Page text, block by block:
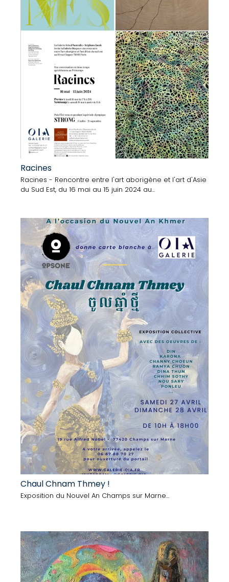
Racines
Racines - Rencontre entre l'art aborigène et l'art d'Asie
du Sud Est, du 16 mai au 15 juin 2024 au...
Chaul Chnam Thmey !
Exposition du Nouvel An Champs sur Marne...